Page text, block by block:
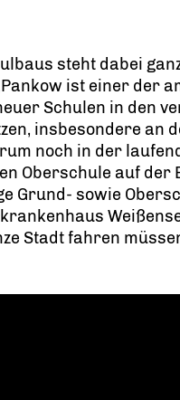
steht dabei
ist einer der
Schulen in den
insbesondere an
noch in der
Oberschule auf der
Grund- sowie
Stadt fahren